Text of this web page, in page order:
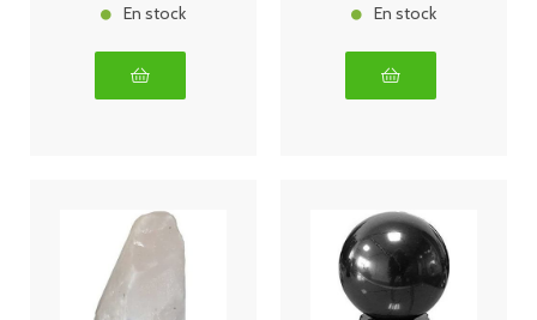
En stock En stock